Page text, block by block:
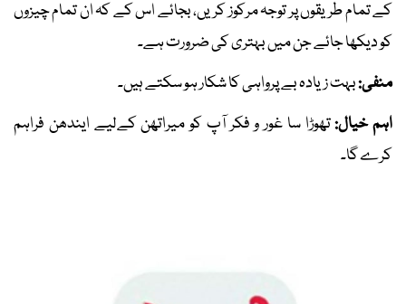
کے تمام طریقوں پر توجہ مرکوز کریں، بجائے اس کے کہ ان تمام چیزوں
کو دیکھا جائے جن میں بہتری کی ضرورت ہے۔
منفی:بہت زیادہ بے پرواہی کا شکار ہو سکتے ہیں۔
اہم خیال:تھوڑا سا غور و فکر آپ کو میراتھن کےلیے ایندھن فراہم
کرے گا۔